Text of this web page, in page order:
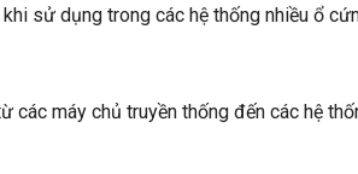
sử dụng trong các hệ thống nhiều ổ
các máy chủ truyền thống đến các hệ